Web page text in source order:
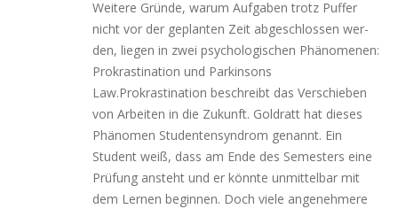
Weitere Gründe, war­um Aufgaben trotz Puffer
nicht vor der geplan­ten Zeit abge­schlos­sen wer­
den, lie­gen in zwei psy­cho­lo­gi­schen Phänomenen:
Prokrastination und Parkinsons
Law.Prokrastination beschreibt das Verschieben
von Arbeiten in die Zukunft. Goldratt hat die­ses
Phänomen Studentensyndrom genannt. Ein
Student weiß, dass am Ende des Semesters eine
Prüfung ansteht und er könn­te unmit­tel­bar mit
dem Lernen begin­nen. Doch vie­le ange­neh­me­re